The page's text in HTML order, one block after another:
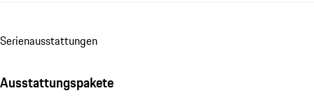
Se­ri­en­aus­stat­tungen
Ausstattungspakete